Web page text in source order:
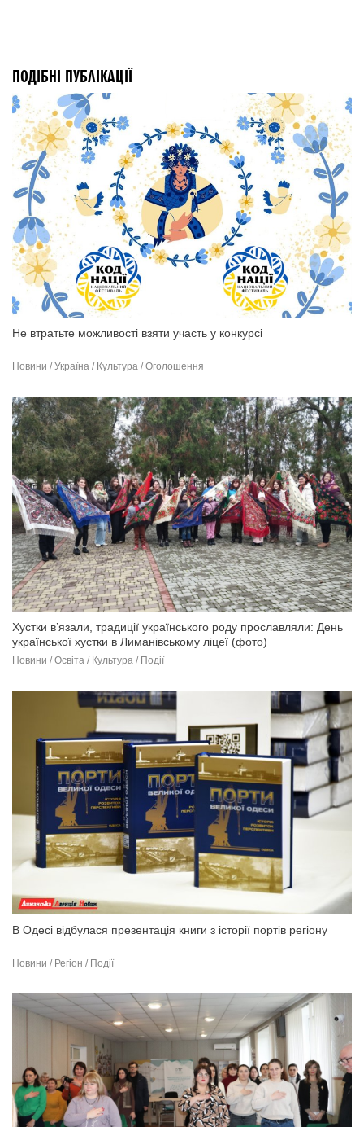
ПОДІБНІ ПУБЛІКАЦІЇ
Не втратьте можливості взяти участь у конкурсі
Новини / Україна / Культура / Оголошення
Хустки в’язали, традиції українського роду прославляли: День
української хустки в Лиманівському ліцеї (фото)
Новини / Освіта / Культура / Події
В Одесі відбулася презентація книги з історії портів регіону
Новини / Регіон / Події